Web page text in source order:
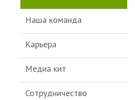
Наша команда
Карьера
Медиа кит
Сотрудничество